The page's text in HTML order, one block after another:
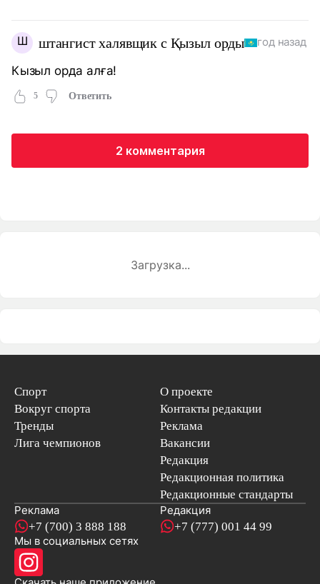
Ш штангист халявщик с Қызыл орды год назад
Кызыл орда алға!
5 Ответить
2 комментария
Загрузка...
Спорт
Вокруг спорта
Тренды
Лига чемпионов
О проекте
Контакты редакции
Реклама
Вакансии
Редакция
Редакционная политика
Редакционные стандарты
Реклама
+7 (700) 3 888 188
Редакция
+7 (777) 001 44 99
Мы в социальных сетях